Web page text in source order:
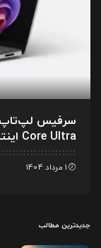
Core Ultra اینتل معرفی شد
1 مرداد 1404
جدیدترین مطالب